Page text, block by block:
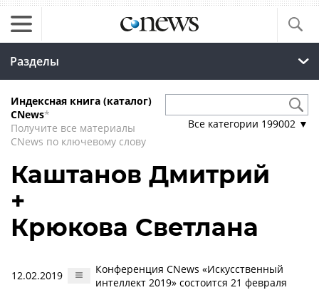
Разделы
Индексная книга (каталог)
CNews*
Получите все материалы
CNews по ключевому слову
Все категории 199002 ▼
Каштанов Дмитрий
+
Крюкова Светлана
12.02.2019
Конференция CNews «Искусственный
интеллект 2019» состоится 21 февраля